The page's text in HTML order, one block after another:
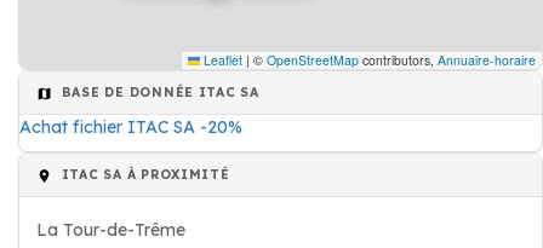
Leaflet | © OpenStreetMap contributors, Annuaire-horaire
BASE DE DONNÉE ITAC SA
Achat fichier ITAC SA -20%
ITAC SA À PROXIMITÉ
La Tour-de-Trême